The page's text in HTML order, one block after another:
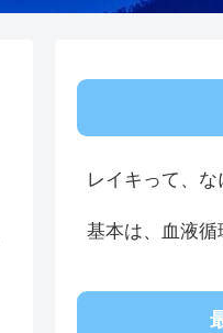
レイキって、な
基本は、血液